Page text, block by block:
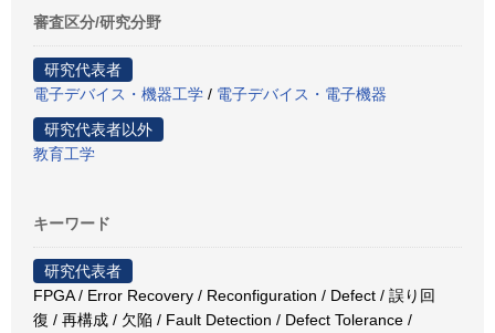
審査区分/研究分野
研究代表者
電子デバイス・機器工学 / 電子デバイス・電子機器
研究代表者以外
教育工学
キーワード
研究代表者
FPGA / Error Recovery / Reconfiguration / Defect / 誤り回
復 / 再構成 / 欠陥 / Fault Detection / Defect Tolerance /